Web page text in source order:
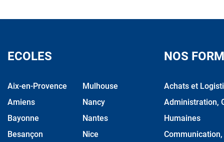
ECOLES
Aix-en-Provence
Amiens
Bayonne
Besançon
Mulhouse
Nancy
Nantes
Nice
NOS
Achats et
Administration,
Humaines